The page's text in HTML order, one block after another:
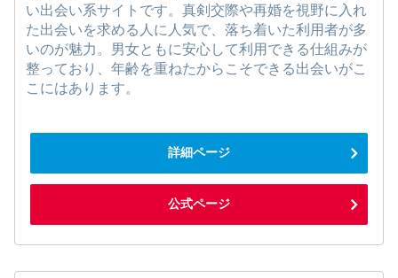
い出会い系サイトです。真剣交際や再婚を視野に入れ
た出会いを求める人に人気で、落ち着いた利用者が多
いのが魅力。男女ともに安心して利用できる仕組みが
整っており、年齢を重ねたからこそできる出会いがこ
こにはあります。
詳細ページ
公式ページ